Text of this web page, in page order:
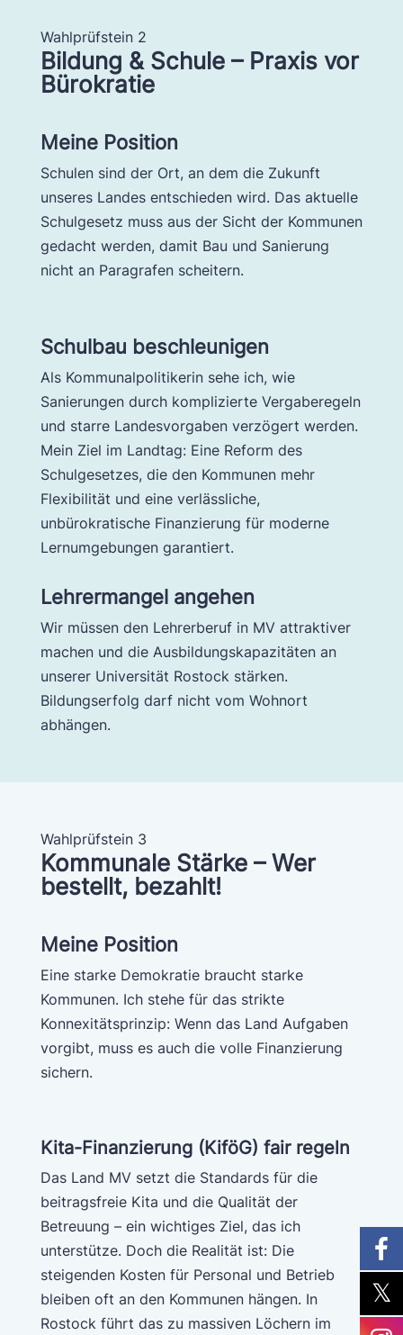
Wahlprüfstein 2
Bildung & Schule – Praxis vor
Bürokratie
Meine Position
Schulen sind der Ort, an dem die Zukunft
unseres Landes entschieden wird. Das aktuelle
Schulgesetz muss aus der Sicht der Kommunen
gedacht werden, damit Bau und Sanierung
nicht an Paragrafen scheitern.
Schulbau beschleunigen
Als Kommunalpolitikerin sehe ich, wie
Sanierungen durch komplizierte Vergaberegeln
und starre Landesvorgaben verzögert werden.
Mein Ziel im Landtag: Eine Reform des
Schulgesetzes, die den Kommunen mehr
Flexibilität und eine verlässliche,
unbürokratische Finanzierung für moderne
Lernumgebungen garantiert.
Lehrermangel angehen
Wir müssen den Lehrerberuf in MV attraktiver
machen und die Ausbildungskapazitäten an
unserer Universität Rostock stärken.
Bildungserfolg darf nicht vom Wohnort
abhängen.
Wahlprüfstein 3
Kommunale Stärke – Wer
bestellt, bezahlt!
Meine Position
Eine starke Demokratie braucht starke
Kommunen. Ich stehe für das strikte
Konnexitätsprinzip: Wenn das Land Aufgaben
vorgibt, muss es auch die volle Finanzierung
sichern.
Kita-Finanzierung (KiföG) fair regeln
Das Land MV setzt die Standards für die
beitragsfreie Kita und die Qualität der
Betreuung – ein wichtiges Ziel, das ich
unterstütze. Doch die Realität ist: Die
steigenden Kosten für Personal und Betrieb
bleiben oft an den Kommunen hängen. In
Rostock führt das zu massiven Löchern im